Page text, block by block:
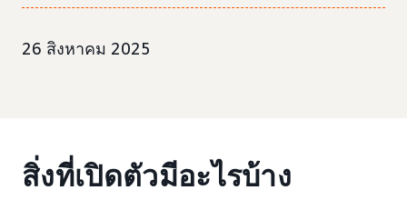
26 สิงหาคม 2025
สิ่งที่เปิดตัวมีอะไรบ้าง